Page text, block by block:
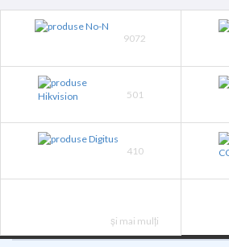
9072
501
410
și mai mulți